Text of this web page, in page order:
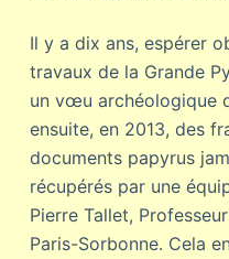
Il y a dix ans, espérer
travaux de la Grande
un vœu archéologique
ensuite, en 2013, des
documents papyrus
récupérés par une
Pierre Tallet,
Paris-Sorbonne. Cela